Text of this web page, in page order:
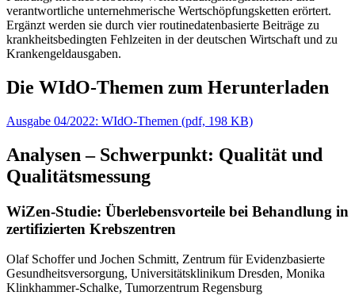
verantwortliche unternehmerische Wertschöpfungsketten erörtert.
Ergänzt werden sie durch vier routinedatenbasierte Beiträge zu
krankheitsbedingten Fehlzeiten in der deutschen Wirtschaft und zu
Krankengeldausgaben.
Die WIdO-Themen zum Herunterladen
Ausgabe 04/2022: WIdO-Themen (pdf, 198 KB)
Analysen – Schwerpunkt: Qualität und
Qualitätsmessung
WiZen-Studie: Überlebensvorteile bei Behandlung in
zertifizierten Krebszentren
Olaf Schoffer und Jochen Schmitt, Zentrum für Evidenzbasierte
Gesundheitsversorgung, Universitätsklinikum Dresden, Monika
Klinkhammer-Schalke, Tumorzentrum Regensburg